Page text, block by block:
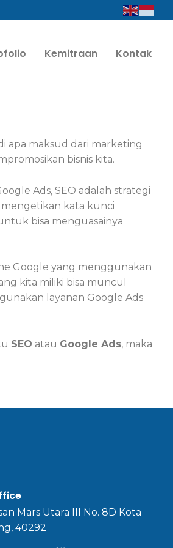
Kemitraan Kontak
apa maksud dari marketing
bisnis kita.
Ads, SEO adalah strategi
kata kunci
bisa menguasainya
Google yang menggunakan
kita miliki bisa muncul
layanan Google Ads
SEO atau Google Ads, maka
Mars Utara III No. 8D Kota
40292